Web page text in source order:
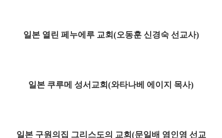
일본 열린 페누에루 교회(오동훈 신경숙 선교사)
일본 쿠루메 성서교회(와타나베 에이지 목사)
일본 구원의집 그리스도의 교회(문일배 염인영 선교